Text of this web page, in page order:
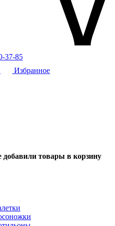
37-85
Избранное
товары в корзину